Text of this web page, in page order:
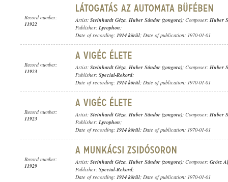
Record number:
11922
Artist: Steinhardt Géza, Huber Sándor (zongora); Composer: Huber
Publisher: Lyrophon;
Date of recording: 1914 körül; Date of publication: 1970-01-01
Record number:
11923
Artist: Steinhardt Géza, Huber Sándor (zongora); Composer: Huber
Publisher: Special-Rekord;
Date of recording: 1914 körül; Date of publication: 1970-01-01
Record number:
11923
Artist: Steinhardt Géza, Huber Sándor (zongora); Composer: Huber
Publisher: Lyrophon;
Date of recording: 1914 körül; Date of publication: 1970-01-01
Record number:
11929
Artist: Steinhardt Géza, Huber Sándor (zongora); Composer: Grósz
Publisher: Special-Rekord;
Date of recording: 1914 körül; Date of publication: 1970-01-01